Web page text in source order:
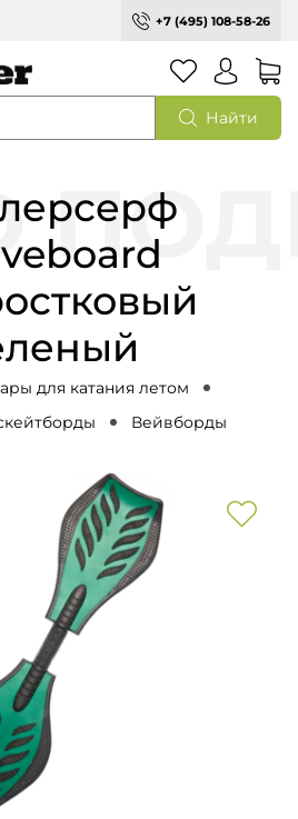
+7 (495) 108-58-26
Найти
для катания летом
Вейвборды